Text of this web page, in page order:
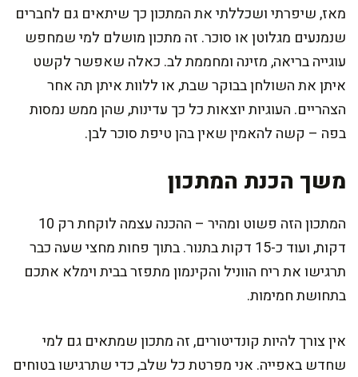
מאז, שיפרתי ושכללתי את המתכון כך שיתאים גם לחברים
שנמנעים מגלוטן או סוכר. זה מתכון מושלם למי שמחפש
עוגייה בריאה, מזינה ומחממת לב. כאלה שאפשר לקשט
איתן את השולחן בבוקר שבת, או ללוות איתן תה אחר
הצהריים. העוגיות יוצאות כל כך עדינות, שהן ממש נמסות
בפה – קשה להאמין שאין בהן טיפת סוכר לבן.
משך הכנת המתכון
המתכון הזה פשוט ומהיר – ההכנה עצמה לוקחת רק 10
דקות, ועוד כ-15 דקות בתנור. בתוך פחות מחצי שעה כבר
תרגישו את ריח הווניל והקינמון מתפזר בבית וימלא אתכם
בתחושת חמימות.
אין צורך להיות קונדיטורים, זה מתכון שמתאים גם למי
שחדש באפייה. אני מפרטת כל שלב, כדי שתרגישו בטוחים